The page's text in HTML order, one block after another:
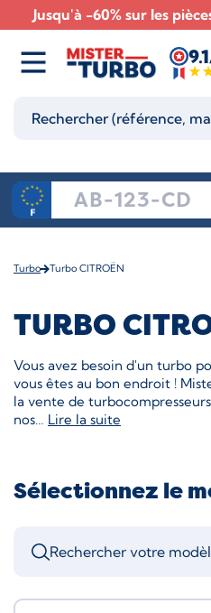
Jusqu'à -60% sur les
Turbo Turbo CITROËN
TURBO
Vous avez besoin d'un turbo
vous êtes au bon endroit !
la vente de
nos… Lire la suite
Sélectionnez le